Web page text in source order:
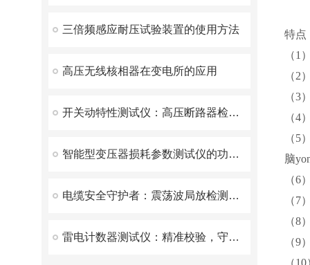
三倍频感应耐压试验装置的使用方法
高压无线核相器在变电所的应用
开关动特性测试仪：高压断路器检测的得力助手
智能型变压器损耗参数测试仪的功能特点及其应用
电缆安全守护者：震荡波局放检测装置的创新之旅
雷电计数器测试仪：精准校验，守护电力与气象安全
特点
（1
（2
（3
（4
（5
脑
（6
（7
（8
（9
（